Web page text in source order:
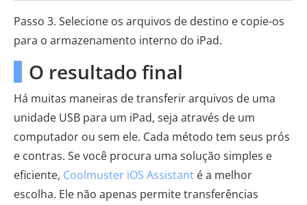
Passo 3. Selecione os arquivos de destino e copie-os
para o armazenamento interno do iPad.
O resultado final
Há muitas maneiras de transferir arquivos de uma
unidade USB para um iPad, seja através de um
computador ou sem ele. Cada método tem seus prós
e contras. Se você procura uma solução simples e
eficiente, Coolmuster iOS Assistant é a melhor
escolha. Ele não apenas permite transferências